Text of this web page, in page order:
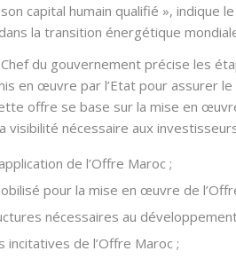
capital humain qualifié », indique
la transition énergétique
Chef du gouvernement précise les
en œuvre par l’Etat pour assurer
offre se base sur la mise en
visibilité nécessaire aux
de l’Offre Maroc ;
pour la mise en œuvre de
nécessaires au
incitatives de l’Offre Maroc ;